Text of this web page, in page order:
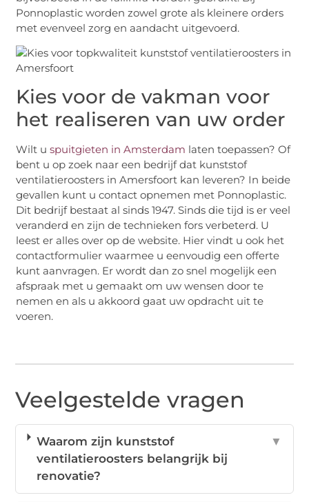
Ponnoplastic worden zowel grote als kleinere orders
met evenveel zorg en aandacht uitgevoerd.
Kies voor de vakman voor
het realiseren van uw order
Wilt uspuitgieten in Amsterdam laten toepassen? Of
bent u op zoek naar een bedrijf dat kunststof
ventilatieroosters in Amersfoort kan leveren? In beide
gevallen kunt u contact opnemen met Ponnoplastic.
Dit bedrijf bestaat al sinds 1947. Sinds die tijd is er veel
veranderd en zijn de technieken fors verbeterd. U
leest er alles over op de website. Hier vindt u ook het
contactformulier waarmee u eenvoudig een offerte
kunt aanvragen. Er wordt dan zo snel mogelijk een
afspraak met u gemaakt om uw wensen door te
nemen en als u akkoord gaat uw opdracht uit te
voeren.
Veelgestelde vragen
Waarom zijn kunststof
ventilatieroosters belangrijk bij
renovatie?
▼